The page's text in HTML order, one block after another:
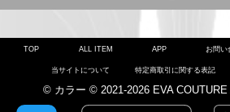
TOP ALL ITEM APP お問い
当サイトについて 特定商取引に関する表記
© カラー © 2021-2026 EVA COUTURE